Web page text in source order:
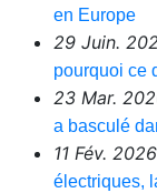
en Europe
29 Juin.
pourquoi ce
23 Mar.
a basculé
11 Fév. 2026
électriques,